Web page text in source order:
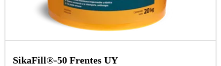
SikaFill®-50 Frentes UY